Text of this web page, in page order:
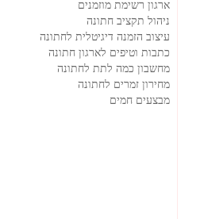
ארגון רשימת מוזמנים
ניהול תקציב חתונה
עיצוב הזמנה דיגיטלית לחתונה
כתבות וטיפים לארגון חתונה
מחשבון כמה לתת לחתונה
מחירון זמרים לחתונה
מבצעים חמים